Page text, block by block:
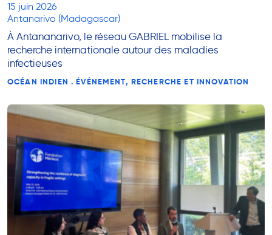
15 juin 2026
Antanarivo (Madagascar)
À Antananarivo, le réseau GABRIEL mobilise la
recherche internationale autour des maladies
infectieuses
OCÉAN INDIEN . ÉVÉNEMENT, RECHERCHE ET INNOVATION